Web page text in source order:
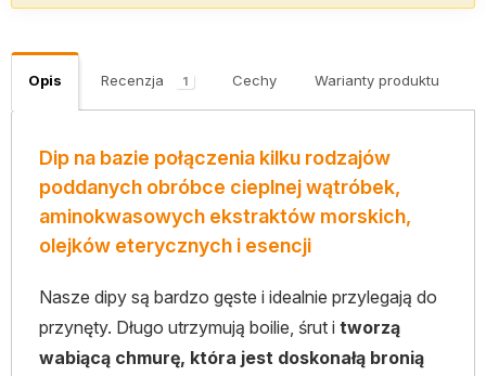
Opis Recenzja 1 Cechy Warianty produktu
Dip na bazie połączenia kilku rodzajów
poddanych obróbce cieplnej wątróbek,
aminokwasowych ekstraktów morskich,
olejków eterycznych i esencji
Nasze dipy są bardzo gęste i idealnie przylegają do
przynęty. Długo utrzymują boilie, śrut i tworzą
wabiącą chmurę, która jest doskonałą bronią